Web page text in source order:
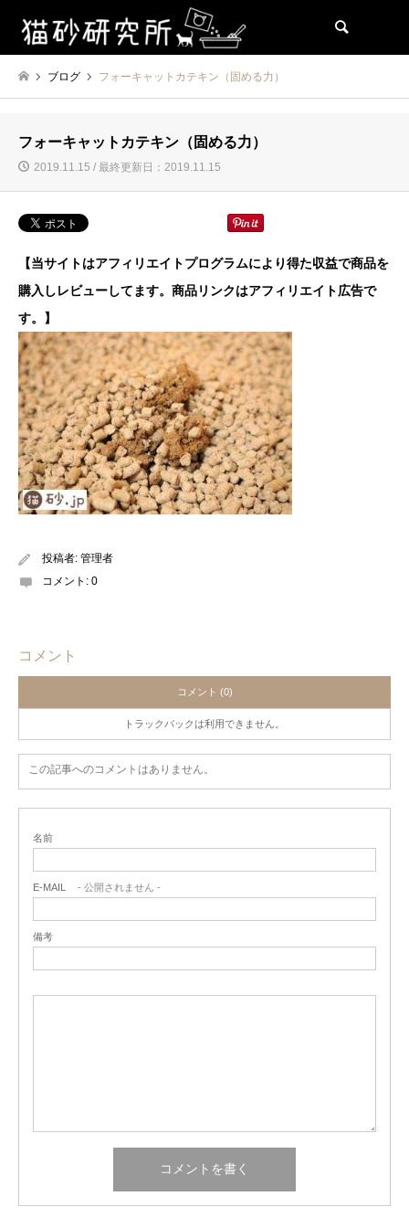
ブログ フォーキャットカテキン（固める力）
フォーキャットカテキン（固める力）
2019.11.15 / 最終更新日：2019.11.15
【当サイトはアフィリエイトプログラムにより得た収益で商品を
購入しレビューしてます。商品リンクはアフィリエイト広告で
す。】
投稿者: 管理者
コメント: 0
コメント
コメント (0)
トラックバックは利用できません。
この記事へのコメントはありません。
名前
E-MAIL - 公開されません -
備考